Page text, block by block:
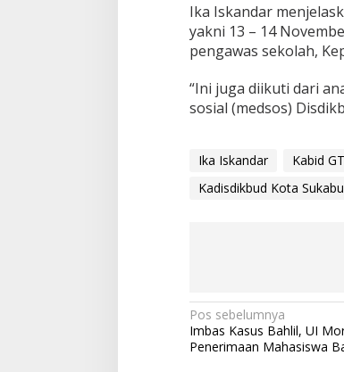
Ika Iskandar
yakni 13 – 14
pengawas sekolah,
“Ini juga diikuti dari
sosial (medsos)
Ika Iskandar
Kabid
Kadisdikbud Kota
N
a
Pos sebelumnya
Imbas Kasus Bahlil, UI
Penerimaan Mahasiswa